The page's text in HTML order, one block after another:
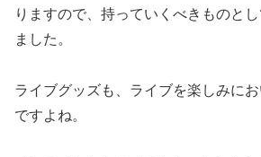
りますので、持っていくべきものと
ました。
ライブグッズも、ライブを楽しみに
ですよね。